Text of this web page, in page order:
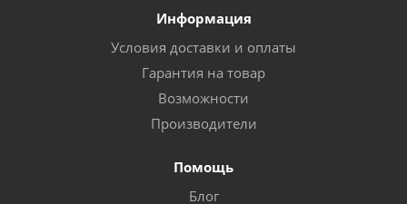
Информация
Условия доставки и оплаты
Гарантия на товар
Возможности
Производители
Помощь
Блог